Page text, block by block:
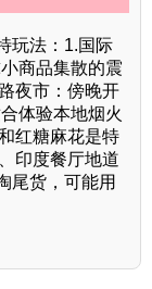
玩法：1.国际
商品集散的震
夜市：傍晚开
体验本地烟火
红糖麻花是特
印度餐厅地道
尾货，可能用